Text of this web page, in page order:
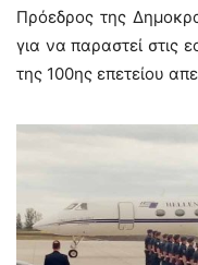
Πρόεδρος της
για να παραστεί στις
της 100ης επετείου